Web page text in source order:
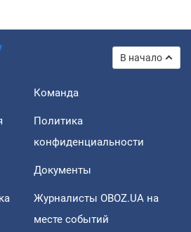
В начало
Команда
Политика
конфиденциальности
Документы
Журналисты OBOZ.UA на
месте событий